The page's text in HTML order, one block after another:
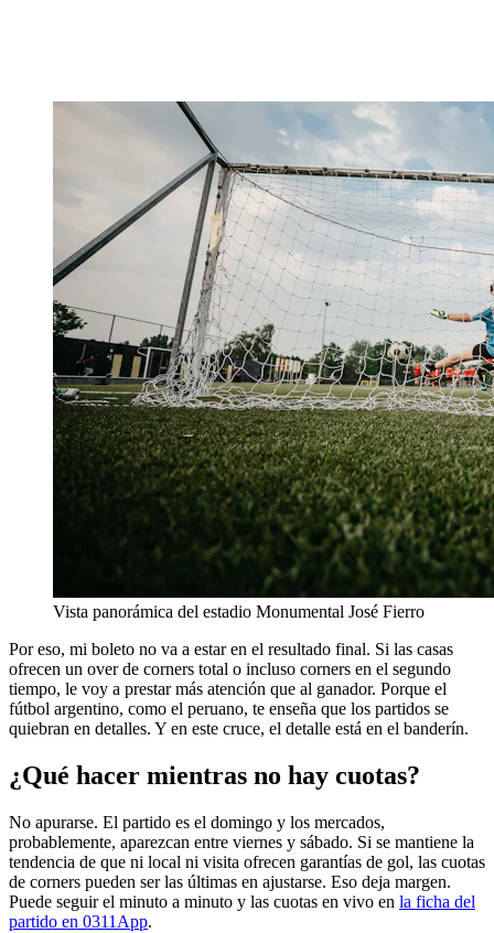
Vista panorámica del estadio Monumental José Fierro
Por eso, mi boleto no va a estar en el resultado final. Si las casas
ofrecen un over de corners total o incluso corners en el segundo
tiempo, le voy a prestar más atención que al ganador. Porque el
fútbol argentino, como el peruano, te enseña que los partidos se
quiebran en detalles. Y en este cruce, el detalle está en el banderín.
¿Qué hacer mientras no hay cuotas?
No apurarse. El partido es el domingo y los mercados,
probablemente, aparezcan entre viernes y sábado. Si se mantiene la
tendencia de que ni local ni visita ofrecen garantías de gol, las cuotas
de corners pueden ser las últimas en ajustarse. Eso deja margen.
Puede seguir el minuto a minuto y las cuotas en vivo en la ficha del
partido en 0311App.